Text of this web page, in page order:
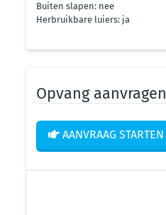
Buiten slapen: nee
Herbruikbare luiers: ja
Opvang aanvragen
AANVRAAG STARTEN